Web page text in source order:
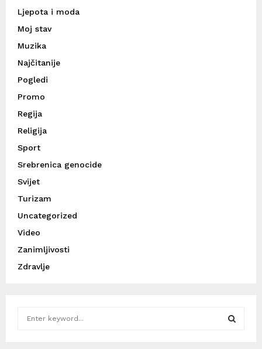
Ljepota i moda
Moj stav
Muzika
Najčitanije
Pogledi
Promo
Regija
Religija
Sport
Srebrenica genocide
Svijet
Turizam
Uncategorized
Video
Zanimljivosti
Zdravlje